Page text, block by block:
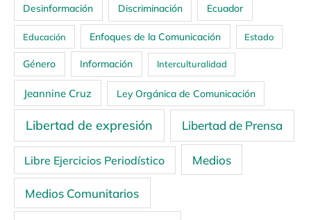
Desinformación Discriminación Ecuador
Educación Enfoques de la Comunicación Estado
Género Información Interculturalidad
Jeannine Cruz Ley Orgánica de Comunicación
Libertad de expresión Libertad de Prensa
Libre Ejercicios Periodístico Medios
Medios Comunitarios